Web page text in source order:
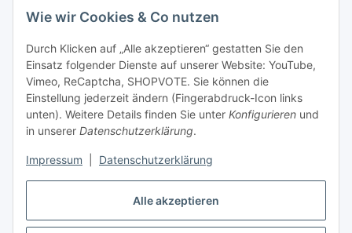
Alle akzeptieren
Wie wir Cookies & Co nutzen
Durch Klicken auf „Alle akzeptieren“ gestatten Sie den
Einsatz folgender Dienste auf unserer Website: YouTube,
Vimeo, ReCaptcha, SHOPVOTE. Sie können die
Einstellung jederzeit ändern (Fingerabdruck-Icon links
unten). Weitere Details finden Sie unter Konfigurieren und
in unserer Datenschutzerklärung.
Impressum Datenschutzerklärung